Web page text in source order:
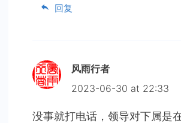
回复
风雨行者
2023-06-30 at 22:33
没事就打电话，领导对下属是